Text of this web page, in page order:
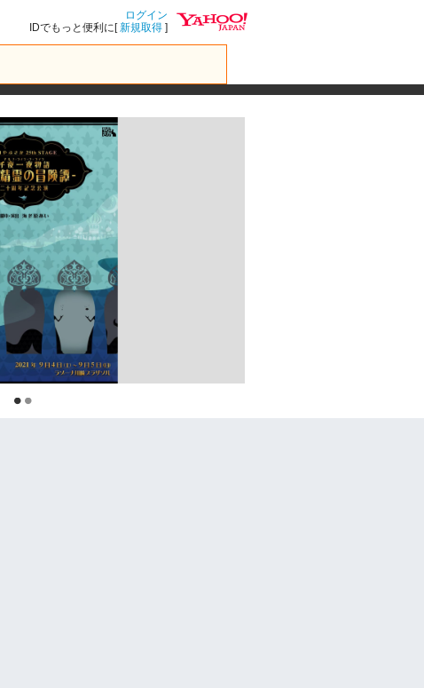
ログイン
IDでもっと便利に[新規取得 ]